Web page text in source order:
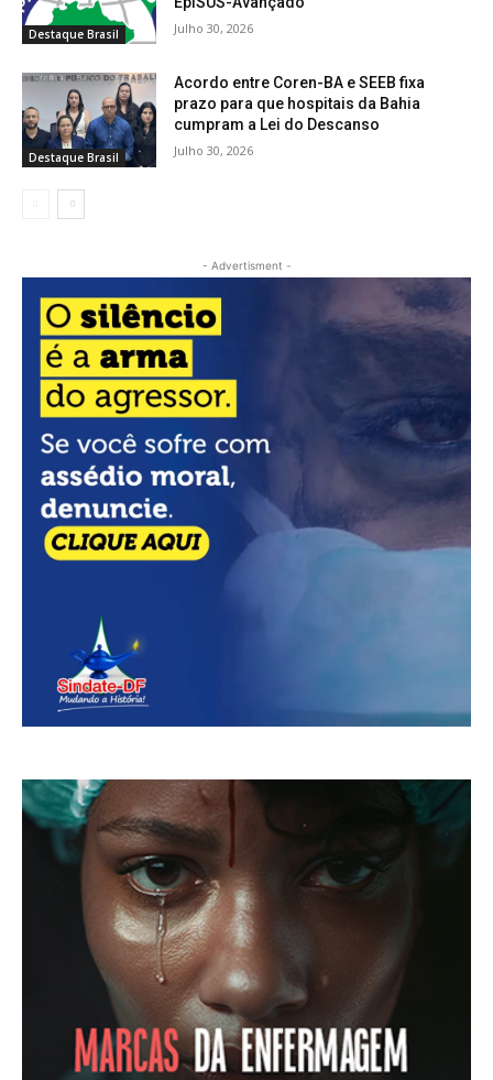
Destaque Brasil Julho 30, 2026
Destaque Brasil
Acordo entre Coren-BA e SEEB fixa
prazo para que hospitais da Bahia
cumpram a Lei do Descanso
Julho 30, 2026
- Advertisment -